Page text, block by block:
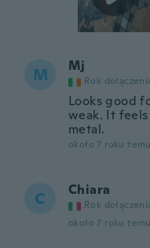
M Mj
Rok
Looks good
weak. It
metal.
około 7 roku temu
C Chiara
Rok
około 7 roku temu